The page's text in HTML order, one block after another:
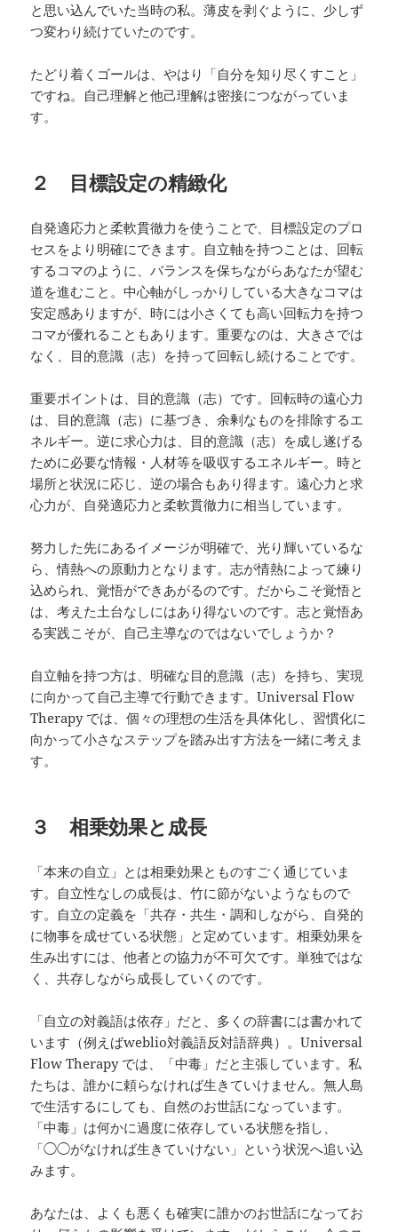
と思い込んでいた当時の私。薄皮を剥ぐように、少しず
つ変わり続けていたのです。
たどり着くゴールは、やはり「自分を知り尽くすこと」
ですね。自己理解と他己理解は密接につながっていま
す。
２ 目標設定の精緻化
自発適応力と柔軟貫徹力を使うことで、目標設定のプロ
セスをより明確にできます。自立軸を持つことは、回転
するコマのように、バランスを保ちながらあなたが望む
道を進むこと。中心軸がしっかりしている大きなコマは
安定感ありますが、時には小さくても高い回転力を持つ
コマが優れることもあります。重要なのは、大きさでは
なく、目的意識（志）を持って回転し続けることです。
重要ポイントは、目的意識（志）です。回転時の遠心力
は、目的意識（志）に基づき、余剰なものを排除するエ
ネルギー。逆に求心力は、目的意識（志）を成し遂げる
ために必要な情報・人材等を吸収するエネルギー。時と
場所と状況に応じ、逆の場合もあり得ます。遠心力と求
心力が、自発適応力と柔軟貫徹力に相当しています。
努力した先にあるイメージが明確で、光り輝いているな
ら、情熱への原動力となります。志が情熱によって練り
込められ、覚悟ができあがるのです。だからこそ覚悟と
は、考えた土台なしにはあり得ないのです。志と覚悟あ
る実践こそが、自己主導なのではないでしょうか？
自立軸を持つ方は、明確な目的意識（志）を持ち、実現
に向かって自己主導で行動できます。Universal Flow
Therapy では、個々の理想の生活を具体化し、習慣化に
向かって小さなステップを踏み出す方法を一緒に考えま
す。
３ 相乗効果と成長
「本来の自立」とは相乗効果とものすごく通じていま
す。自立性なしの成長は、竹に節がないようなもので
す。自立の定義を「共存・共生・調和しながら、自発的
に物事を成せている状態」と定めています。相乗効果を
生み出すには、他者との協力が不可欠です。単独ではな
く、共存しながら成長していくのです。
「自立の対義語は依存」だと、多くの辞書には書かれて
います（例えばweblio対義語反対語辞典）。Universal
Flow Therapy では、「中毒」だと主張しています。私
たちは、誰かに頼らなければ生きていけません。無人島
で生活するにしても、自然のお世話になっています。
「中毒」は何かに過度に依存している状態を指し、
「◯◯がなければ生きていけない」という状況へ追い込
みます。
あなたは、よくも悪くも確実に誰かのお世話になってお